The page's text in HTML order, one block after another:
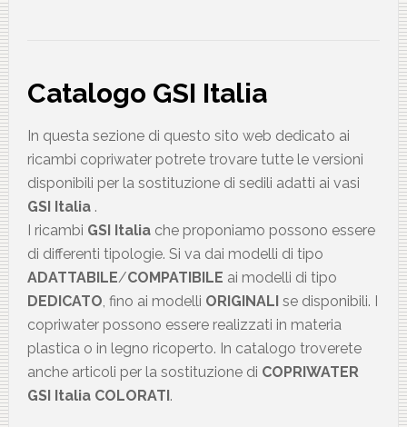
Catalogo GSI Italia
In questa sezione di questo sito web dedicato ai
ricambi copriwater potrete trovare tutte le versioni
disponibili per la sostituzione di sedili adatti ai vasi
GSI Italia.
I ricambi GSI Italiache proponiamo possono essere
di differenti tipologie. Si va dai modelli di tipo
ADATTABILE/COMPATIBILE ai modelli di tipo
DEDICATO, fino ai modelli ORIGINALIse disponibili. I
copriwater possono essere realizzati in materia
plastica o in legno ricoperto. In catalogo troverete
anche articoli per la sostituzione di COPRIWATER
GSI Italia COLORATI.